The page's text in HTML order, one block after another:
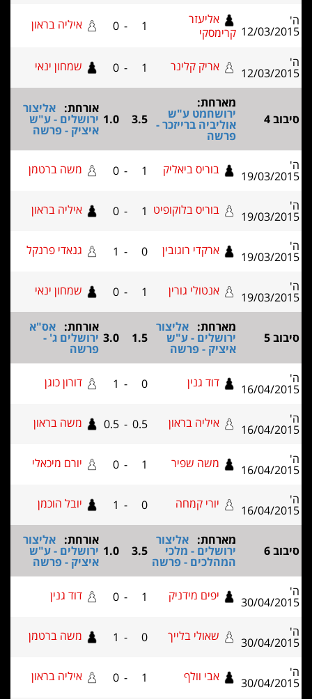
12/03/
אליעזר
קרימסקי
איליה בראון
12/03/ אריק קלינר שמחון ינאי
4
מארחת:
ירושחמט ע"ש
אוליביה ברייזכר -
פרשה
3.5
1.0
אורחת:אליצור
ירושלים - ע"ש
איציק - פרשה
19/03/ בוריס ביאליק משה ברטמן
19/03/ בוריס בלוקופיט 1 איליה בראון
19/03/ ארקדי רוגובין - גנאדי פרנקל
19/03/ אנטולי גורין שמחון ינאי
5
מארחת:אליצור
ירושלים - ע"ש
איציק - פרשה
1.5
3.0
אורחת:אס"א
ירושלים ג' -
פרשה
16/04/ דוד גנין - דורון כוגן
16/04/ איליה בראון 0.5
-
0.5 משה בראון
16/04/ משה שפיר יורם מיכאלי
16/04/ יורי קמחה - יובל הוכמן
6
מארחת:אליצור
ירושלים - מלכי
המהלכים - פרשה
3.5
1.0
אורחת:אליצור
ירושלים - ע"ש
איציק - פרשה
30/04/ יפים מידניק דוד גנין
30/04/ שאולי בלייך - משה ברטמן
30/04/ אבי וולף איליה בראון